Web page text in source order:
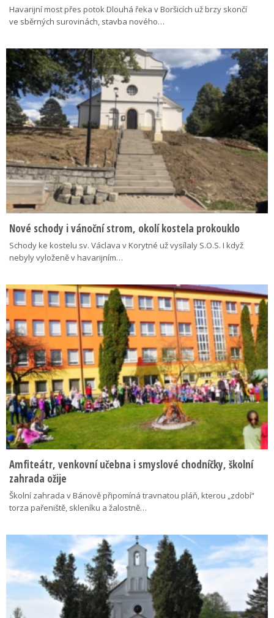
Havarijní most přes potok Dlouhá řeka v Boršicích už brzy skončí
ve sběrných surovinách, stavba nového…
Nové schody i vánoční strom, okolí kostela prokouklo
Schody ke kostelu sv. Václava v Korytné už vysílaly S.O.S. I když
nebyly vyloženě v havarijním…
Amfiteátr, venkovní učebna i smyslové chodníčky, školní
zahrada ožije
Školní zahrada v Bánově připomíná travnatou pláň, kterou „zdobí“
torza pařeniště, skleníku a žalostně…